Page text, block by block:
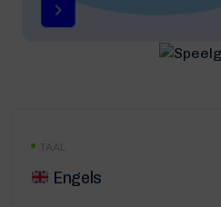
TAAL
Engels